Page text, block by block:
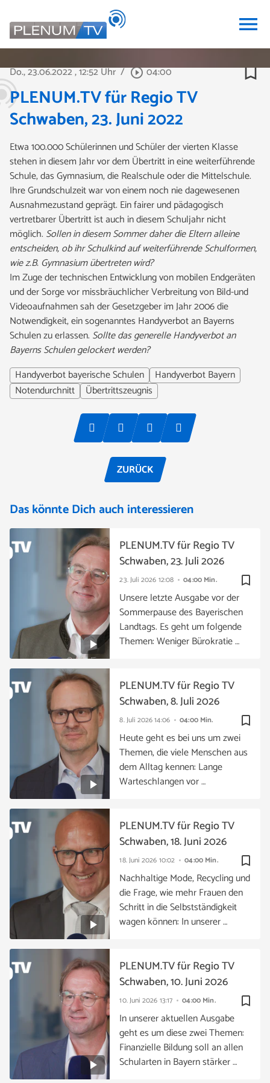
menu
Do., 23.06.2022, 12:52 Uhr / play_circle_outline04:00 bookmark_border
PLENUM.TV für Regio TV
Schwaben, 23. Juni 2022
Etwa 100.000 Schülerinnen und Schüler der vierten Klasse
stehen in diesem Jahr vor dem Übertritt in eine weiterführende
Schule, das Gymnasium, die Realschule oder die Mittelschule.
Ihre Grundschulzeit war von einem noch nie dagewesenen
Ausnahmezustand geprägt. Ein fairer und pädagogisch
vertretbarer Übertritt ist auch in diesem Schuljahr nicht
möglich. Sollen in diesem Sommer daher die Eltern alleine
entscheiden, ob ihr Schulkind auf weiterführende Schulformen,
wie z.B. Gymnasium übertreten wird?
Im Zuge der technischen Entwicklung von mobilen Endgeräten
und der Sorge vor missbräuchlicher Verbreitung von Bild-und
Videoaufnahmen sah der Gesetzgeber im Jahr 2006 die
Notwendigkeit, ein sogenanntes Handyverbot an Bayerns
Schulen zu erlassen. Sollte das generelle Handyverbot an
Bayerns Schulen gelockert werden?
Handyverbot bayerische Schulen
Handyverbot Bayern
Notendurchnitt
Übertrittszeugnis
ZURÜCK
Das könnte Dich auch interessieren
bookmark_border
23. Juli 2026 12:08 04:00 Min.
PLENUM.TV für Regio TV
Schwaben, 23. Juli 2026
Unsere letzte Ausgabe vor der
Sommerpause des Bayerischen
Landtags. Es geht um folgende
Themen: Weniger Bürokratie …
bookmark_border
8. Juli 202614:06 04:00 Min.
PLENUM.TV für Regio TV
Schwaben, 8. Juli 2026
Heute geht es bei uns um zwei
Themen, die viele Menschen aus
dem Alltag kennen: Lange
Warteschlangen vor …
bookmark_border
18. Juni 2026 10:02 04:00 Min.
PLENUM.TV für Regio TV
Schwaben, 18. Juni 2026
Nachhaltige Mode, Recycling und
die Frage, wie mehr Frauen den
Schritt in die Selbstständigkeit
wagen können: In unserer …
bookmark_border
10. Juni 2026 13:17 04:00 Min.
PLENUM.TV für Regio TV
Schwaben, 10. Juni 2026
In unserer aktuellen Ausgabe
geht es um diese zwei Themen:
Finanzielle Bildung soll an allen
Schularten in Bayern stärker …